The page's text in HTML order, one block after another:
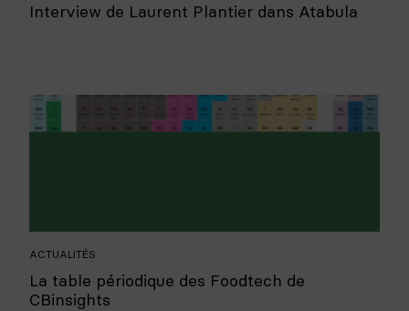
Interview de Laurent Plantier dans Atabula
ACTUALITÉS
La table périodique des Foodtech de
CBinsights